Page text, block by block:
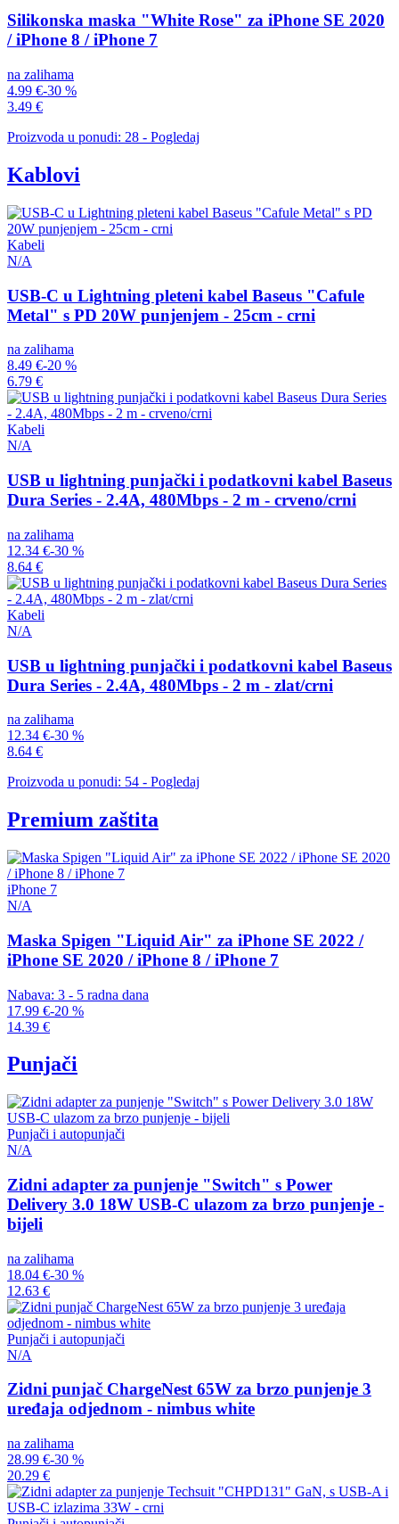
Silikonska maska "White Rose" za iPhone SE 2020
/ iPhone 8 / iPhone 7
na zalihama
4.99 €-30 %
3.49 €
Proizvoda u ponudi: 28 - Pogledaj
Kablovi
Kabeli
N/A
USB-C u Lightning pleteni kabel Baseus "Cafule
Metal" s PD 20W punjenjem - 25cm - crni
na zalihama
8.49 €-20 %
6.79 €
Kabeli
N/A
USB u lightning punjački i podatkovni kabel Baseus
Dura Series - 2.4A, 480Mbps - 2 m - crveno/crni
na zalihama
12.34 €-30 %
8.64 €
Kabeli
N/A
USB u lightning punjački i podatkovni kabel Baseus
Dura Series - 2.4A, 480Mbps - 2 m - zlat/crni
na zalihama
12.34 €-30 %
8.64 €
Proizvoda u ponudi: 54 - Pogledaj
Premium zaštita
iPhone 7
N/A
Maska Spigen "Liquid Air" za iPhone SE 2022 /
iPhone SE 2020 / iPhone 8 / iPhone 7
Nabava: 3 - 5 radna dana
17.99 €-20 %
14.39 €
Punjači
Punjači i autopunjači
N/A
Zidni adapter za punjenje "Switch" s Power
Delivery 3.0 18W USB-C ulazom za brzo punjenje -
bijeli
na zalihama
18.04 €-30 %
12.63 €
Punjači i autopunjači
N/A
Zidni punjač ChargeNest 65W za brzo punjenje 3
uređaja odjednom - nimbus white
na zalihama
28.99 €-30 %
20.29 €